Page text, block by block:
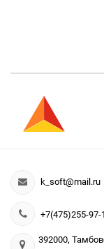
k_soft@mail.ru
+7(475)255-97-
392000,